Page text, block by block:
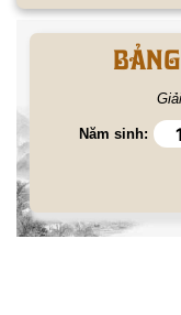
Năm sinh: